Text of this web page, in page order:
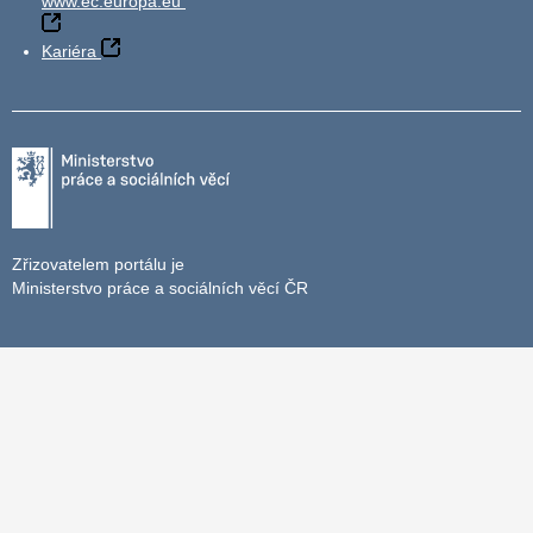
Kariéra
Zřizovatelem portálu je
Ministerstvo práce a sociálních věcí ČR